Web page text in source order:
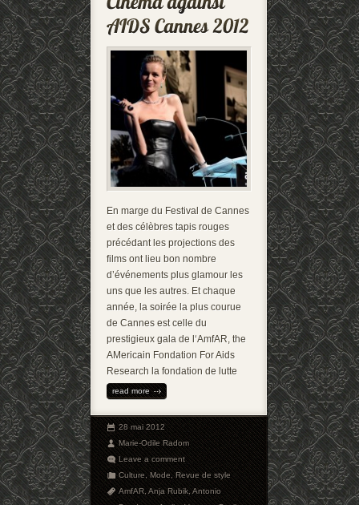
En marge du Festival de Cannes
et des célèbres tapis rouges
précédant les projections des
films ont lieu bon nombre
d’événements plus glamour les
uns que les autres. Et chaque
année, la soirée la plus courue
de Cannes est celle du
prestigieux gala de l‘AmfAR, the
AMericain Fondation For Aids
Research la fondation de lutte
read more
28 mai 2012
Marie-Odile Radom
Leave a comment
Culture,Mode,Revue de style
AmfAR,Anja Rubik,Antonio